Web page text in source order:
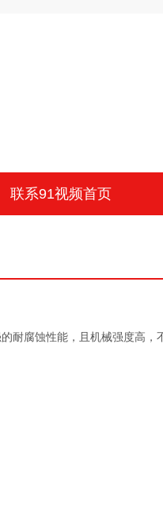
联系91视频首页
性能，且机械强度高，